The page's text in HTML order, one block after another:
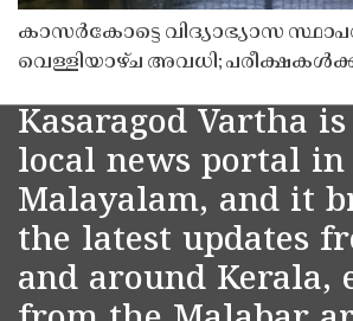
കാസർകോട്ടെ വിദ്യാഭ്യാസ
വെള്ളിയാഴ്ച അവധി; പരീക്ഷകൾക്ക്
Kasaragod Vartha
local news portal in
Malayalam, and it
the latest updates
and around Kerala,